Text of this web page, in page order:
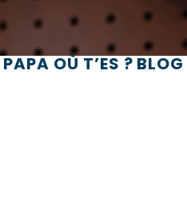
PAPA OÙ T’ES ? BLOG